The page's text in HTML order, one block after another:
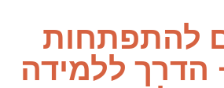
להתפתחות
הדרך ללמידה